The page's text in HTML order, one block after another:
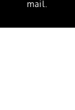
mail.